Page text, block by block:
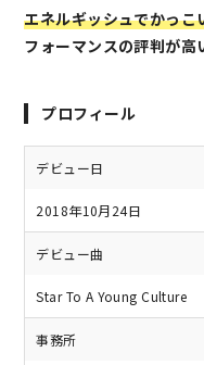
エネルギッシュでかっこ
フォーマンスの評判が高
プロフィール
デビュー日
2018年10月24日
デビュー曲
Star To A Young Culture
事務所